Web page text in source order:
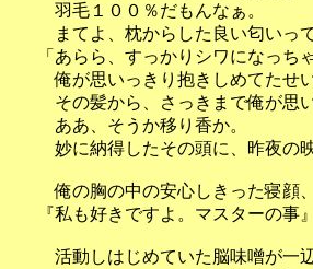
羽毛１００％だもんなぁ。
まてよ、枕からした良い匂い
「あらら、すっかりシワになっち
俺が思いっきり抱きしめてたせ
その髪から、さっきまで俺が思
ああ、そうか移り香か。
妙に納得したその頭に、昨夜の
俺の胸の中の安心しきった寝顔
『私も好きですよ。マスターの事』
活動しはじめていた脳味噌が一